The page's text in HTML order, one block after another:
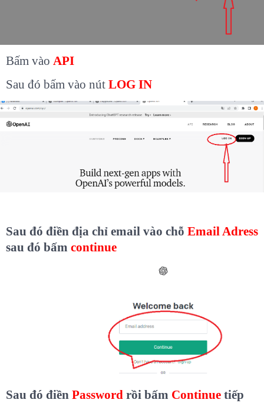
Bấm vào API
Sau đó bấm vào nút LOG IN
Sau đó điền địa chỉ email vào chỗ Email Adress
sau đó bấm continue
Sau đó điền Password rồi bấm Continue tiếp